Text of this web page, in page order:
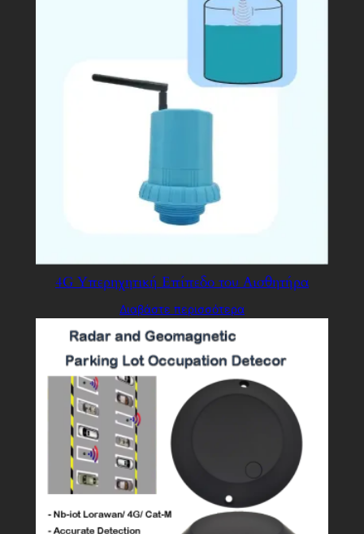
4G Υπερηχητική Επίπεδο του Αισθητήρα
Διαβάστε περισσότερα